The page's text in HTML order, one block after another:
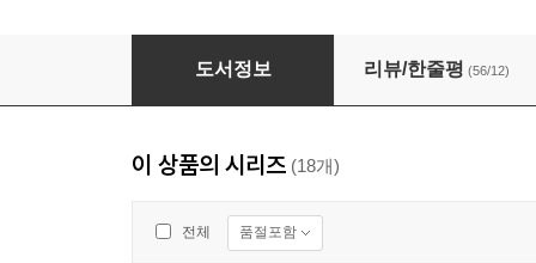
로마인 이야기 10
도서정보 리뷰/한줄평 (56/12)
이 상품의 시리즈 (18개)
전체 품절포함